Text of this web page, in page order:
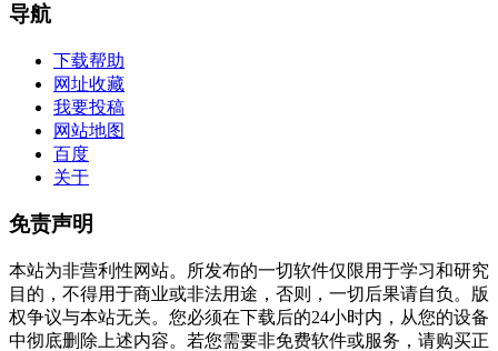
导航
下载帮助
网址收藏
我要投稿
网站地图
百度
关于
免责声明
本站为非营利性网站。所发布的一切软件仅限用于学习和研究
目的，不得用于商业或非法用途，否则，一切后果请自负。版
权争议与本站无关。您必须在下载后的24小时内，从您的设备
中彻底删除上述内容。若您需要非免费软件或服务，请购买正